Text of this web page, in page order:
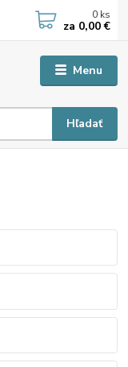
Menu
Hľadať
0 ks
za 0,00 €